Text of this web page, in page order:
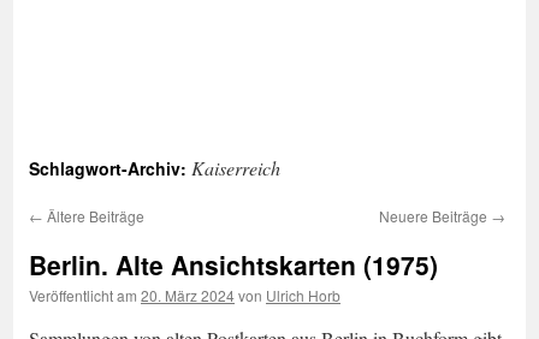
Schlagwort-Archiv: Kaiserreich
← Ältere Beiträge Neuere Beiträge →
Berlin. Alte Ansichtskarten (1975)
Veröffentlicht am 20. März 2024von Ulrich Horb